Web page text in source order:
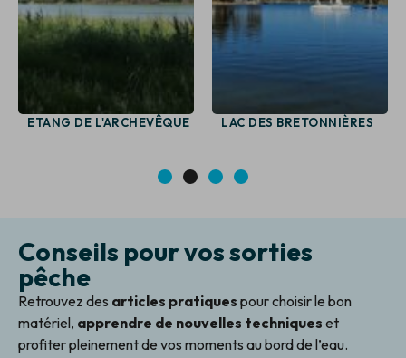
ETANG DE L'ARCHEVÊQUE LAC DES BRETONNIÈRES
3 4
Conseils pour vos sorties
pêche
Retrouvez des articles pratiques pour choisir le bon
matériel, apprendre de nouvelles techniques et
profiter pleinement de vos moments au bord de l’eau.